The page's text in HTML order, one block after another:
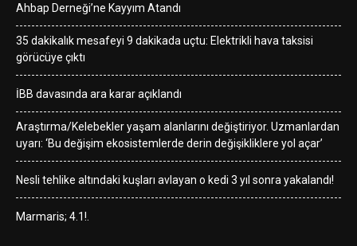
Ahbap Derneği’ne Kayyım Atandı
35 dakikalık mesafeyi 9 dakikada uçtu: Elektrikli hava taksisi
görücüye çıktı
İBB davasında ara karar açıklandı
Araştırma/Kelebekler yaşam alanlarını değiştiriyor. Uzmanlardan
uyarı: ‘Bu değişim ekosistemlerde derin değişikliklere yol açar’
Nesli tehlike altındaki kuşları avlayan o kedi 3 yıl sonra yakalandı!
Marmaris; 4.1!.